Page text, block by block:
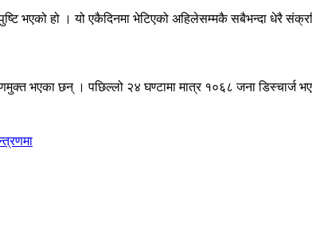
पुष्टि भएको हो । यो एकैदिनमा भेटिएको अहिलेसम्मकै सबैभन्दा
भएका छन् । पछिल्लो २४ घण्टामा मात्र १०६८ जना डिस्चार्ज